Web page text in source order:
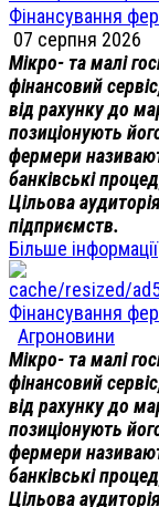
Фінансування
07 серпня 2026
Мікро- та малі
фінансовий
від рахунку до
позиціонують
фермери
банківські
Цільова
підприємств.
Більше інформації
Фінансування
Агроновини
Мікро- та малі
фінансовий
від рахунку до
позиціонують
фермери
банківські
Цільова